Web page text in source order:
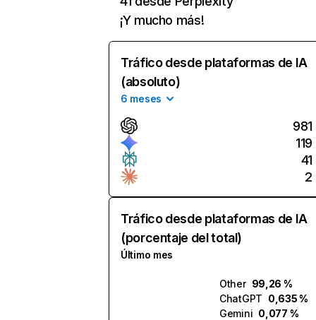
¡Y mucho más!
Tráfico desde plataformas de IA
(absoluto)
6 meses
981
119
41
2
Tráfico desde plataformas de IA
(porcentaje del total)
Último mes
Other 99,26 %
ChatGPT 0,635 %
Gemini 0,077 %